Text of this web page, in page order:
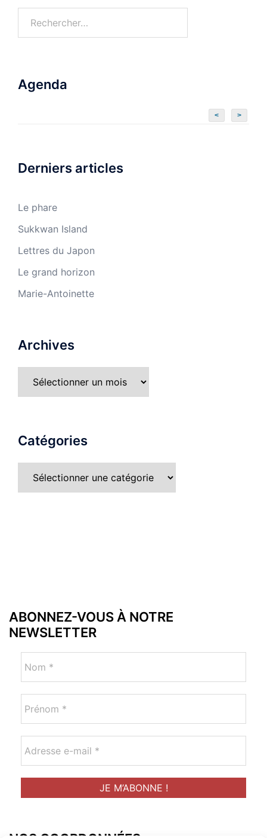
Agenda
< >
Derniers articles
Le phare
Sukkwan Island
Lettres du Japon
Le grand horizon
Marie-Antoinette
Archives
Catégories
ABONNEZ-VOUS À NOTRE
NEWSLETTER